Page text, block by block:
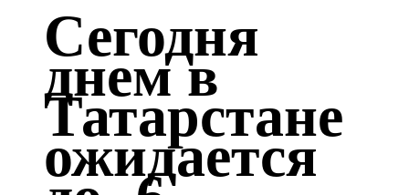
Кадыбаш
105,2 FM
Казан
91,5 FM
Кайбыч
Сегодня
днем в
Татарстане
ожидается